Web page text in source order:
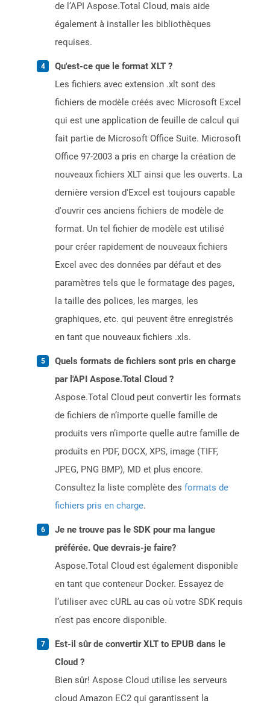
de l’API Aspose.Total Cloud, mais aide
également à installer les bibliothèques
requises.
Qu'est-ce que le format XLT ?
Les fichiers avec extension .xlt sont des
fichiers de modèle créés avec Microsoft Excel
qui est une application de feuille de calcul qui
fait partie de Microsoft Office Suite. Microsoft
Office 97-2003 a pris en charge la création de
nouveaux fichiers XLT ainsi que les ouverts. La
dernière version d'Excel est toujours capable
d'ouvrir ces anciens fichiers de modèle de
format. Un tel fichier de modèle est utilisé
pour créer rapidement de nouveaux fichiers
Excel avec des données par défaut et des
paramètres tels que le formatage des pages,
la taille des polices, les marges, les
graphiques, etc. qui peuvent être enregistrés
en tant que nouveaux fichiers .xls.
Quels formats de fichiers sont pris en charge
par l'API Aspose.Total Cloud ?
Aspose.Total Cloud peut convertir les formats
de fichiers de n’importe quelle famille de
produits vers n’importe quelle autre famille de
produits en PDF, DOCX, XPS, image (TIFF,
JPEG, PNG BMP), MD et plus encore.
Consultez la liste complète des formats de
fichiers pris en charge.
Je ne trouve pas le SDK pour ma langue
préférée. Que devrais-je faire?
Aspose.Total Cloud est également disponible
en tant que conteneur Docker. Essayez de
l’utiliser avec cURL au cas où votre SDK requis
n’est pas encore disponible.
Est-il sûr de convertir XLT to EPUB dans le
Cloud ?
Bien sûr! Aspose Cloud utilise les serveurs
cloud Amazon EC2 qui garantissent la